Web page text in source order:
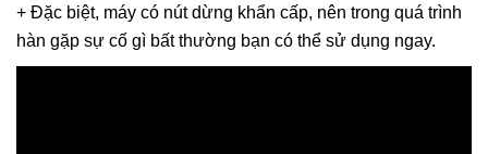
+ Đặc biệt, máy có nút dừng khẩn cấp, nên trong quá trình
hàn gặp sự cố gì bất thường bạn có thể sử dụng ngay.